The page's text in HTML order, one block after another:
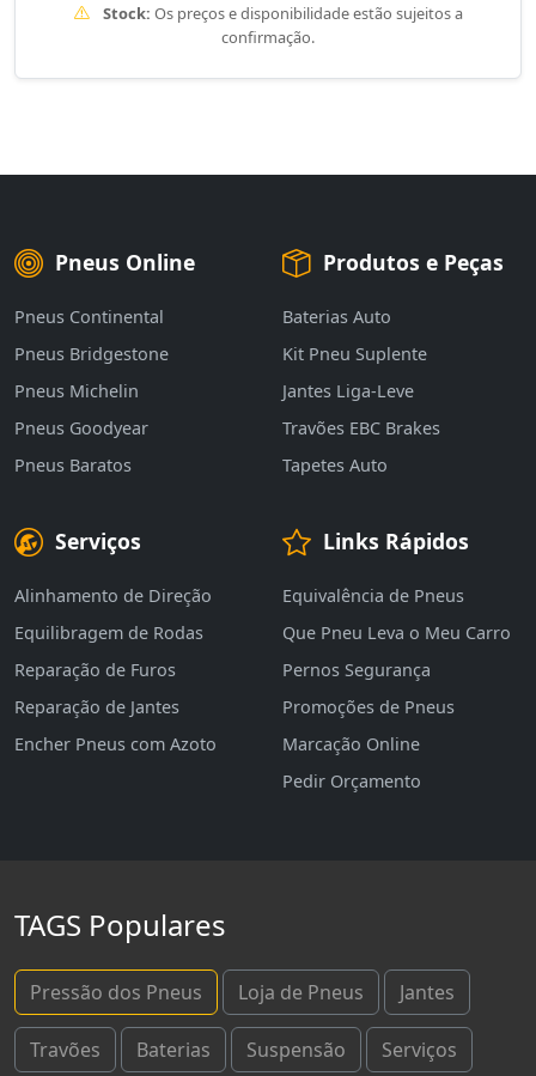
Stock: Os preços e disponibilidade estão sujeitos a
confirmação.
Pneus Online
Pneus Continental
Pneus Bridgestone
Pneus Michelin
Pneus Goodyear
Pneus Baratos
Produtos e Peças
Baterias Auto
Kit Pneu Suplente
Jantes Liga-Leve
Travões EBC Brakes
Tapetes Auto
Serviços
Alinhamento de Direção
Equilibragem de Rodas
Reparação de Furos
Reparação de Jantes
Encher Pneus com Azoto
Links Rápidos
Equivalência de Pneus
Que Pneu Leva o Meu Carro
Pernos Segurança
Promoções de Pneus
Marcação Online
Pedir Orçamento
TAGS Populares
Pressão dos Pneus Loja de Pneus Jantes
Travões Baterias Suspensão Serviços